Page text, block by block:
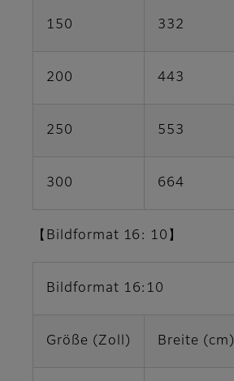
150 332
200 443
250 553
300 664
【Bildformat 16: 10】
Bildformat 16:10
Größe (Zoll) Breite (cm)